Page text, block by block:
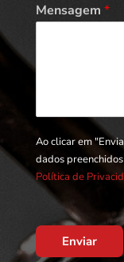
Mensagem *
Ao clicar em
dados
Política de
Enviar